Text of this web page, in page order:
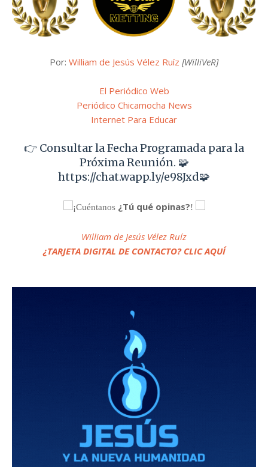
Por: William de Jesús Vélez Ruíz [WilliVeR]
El Periódico Web
Periódico Chicamocha News
Internet Para Educar
👉 Consultar la Fecha Programada para la
Próxima Reunión. 🧩
https://chat.wapp.ly/e98Jxd🧩
¡Cuéntanos ¿Tú qué opinas?!
William de Jesús Vélez Ruíz
¿TARJETA DIGITAL DE CONTACTO? CLIC AQUÍ